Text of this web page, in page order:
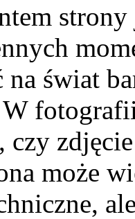
na świat
może